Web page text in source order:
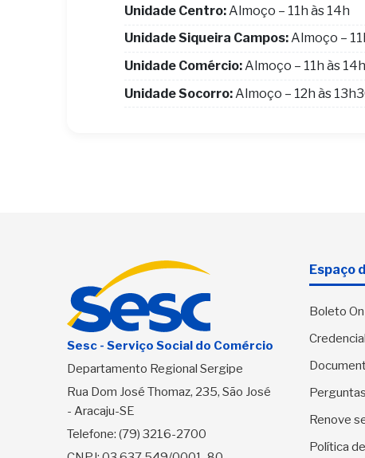
Unidade Centro: Almoço – 11h às 14h
Unidade Siqueira Campos:Almoço –
Unidade Comércio:Almoço – 11h às 14h
Unidade Socorro: Almoço – 12h às
Sesc - Serviço Social do Comércio
Departamento Regional Sergipe
Rua Dom José Thomaz, 235, São José
- Aracaju-SE
Telefone: (79) 3216-2700
Espaço
Boleto
Renove
Política